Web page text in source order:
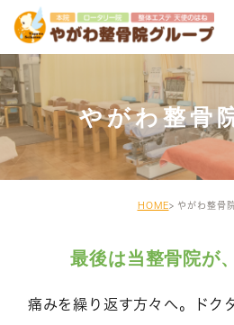
やがわ整骨
HOME やがわ整骨
最後は当整骨院が
痛みを繰り返す方々へ。ドク